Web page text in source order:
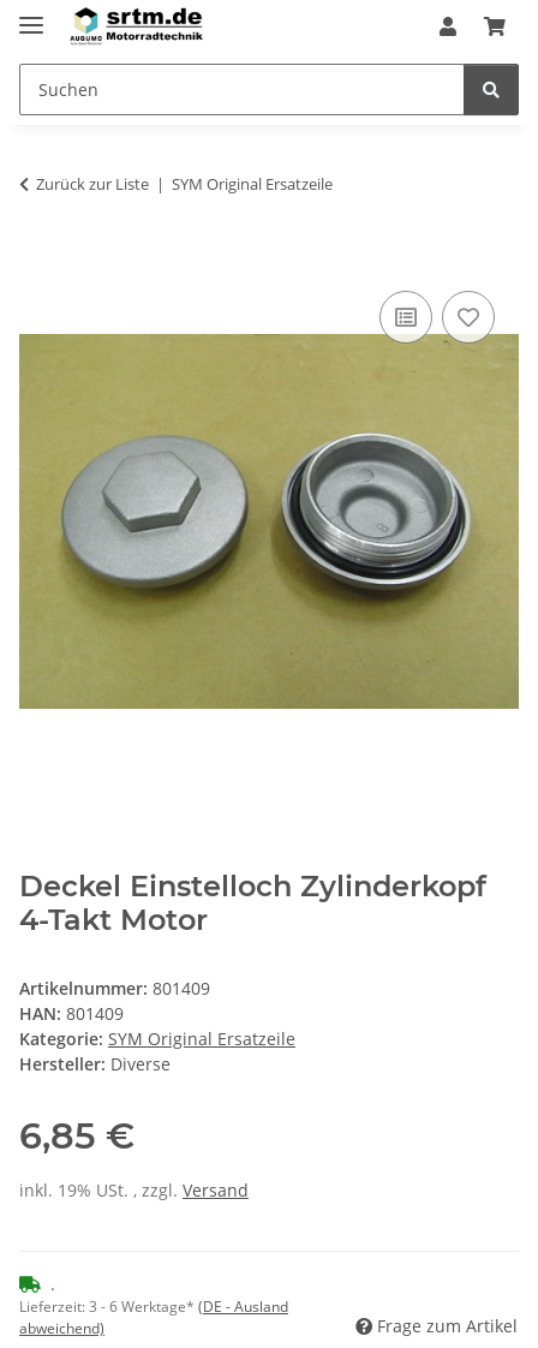
Zurück zur Liste SYM Original Ersatzeile
Deckel Einstelloch Zylinderkopf
4-Takt Motor
Artikelnummer: 801409
HAN: 801409
Kategorie: SYM Original Ersatzeile
Hersteller: Diverse
6,85 €
inkl. 19% USt. , zzgl. Versand
.
Lieferzeit:3 - 6 Werktage* (DE - Ausland
abweichend)
Frage zum Artikel